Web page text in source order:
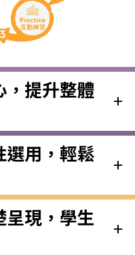
，提升整體
add
選用，輕鬆
add
呈現，學生
add